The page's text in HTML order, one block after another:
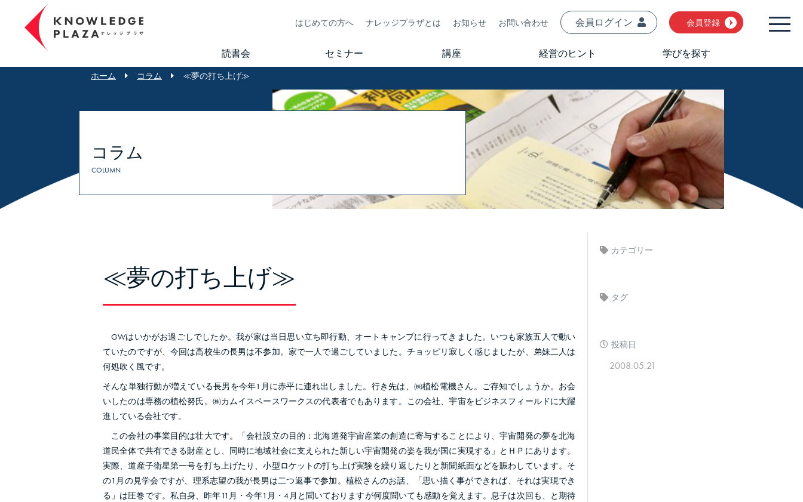
はじめての方へ ナレッジプラザとは お知らせ お問い合わせ 会員ログイン 会員登録
読書会 セミナー 講座 経営のヒント 学びを探す
ホーム コラム ≪夢の打ち上げ≫
コラム
COLUMN
≪夢の打ち上げ≫
GWはいかがお過ごしでしたか。我が家は当日思い立ち即行動、オートキャンプに行ってきました。いつも家族五人で動い
ていたのですが、今回は高校生の長男は不参加。家で一人で過ごしていました。チョッピリ寂しく感じましたが、弟妹二人は
何処吹く風です。
そんな単独行動が増えている長男を今年1月に赤平に連れ出しました。行き先は、㈱植松電機さん。ご存知でしょうか。お会
いしたのは専務の植松努氏。㈱カムイスペースワークスの代表者でもあります。この会社、宇宙をビジネスフィールドに大躍
進している会社です。
この会社の事業目的は壮大です。「会社設立の目的：北海道発宇宙産業の創造に寄与することにより、宇宙開発の夢を北海
道民全体で共有できる財産とし、同時に地域社会に支えられた新しい宇宙開発の姿を我が国に実現する」とＨＰにあります。
実際、道産子衛星第一号を打ち上げたり、小型ロケットの打ち上げ実験を繰り返したりと新聞紙面などを賑わしています。そ
の1月の見学会ですが、理系志望の我が長男は二つ返事で参加。植松さんのお話、「思い描く事ができれば、それは実現でき
る」は圧巻です。私自身、昨年11月・今年1月・4月と聞いておりますが何度聞いても感動を覚えます。息子は次回も、と期待
カテゴリー
タグ
投稿日
2008.05.21